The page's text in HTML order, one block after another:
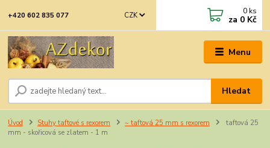
Menu
CZK
Hledat
+420 602 835 077 0 ks
za 0 Kč
Úvod Stuhy taftové s rexorem ~ taftová 25 mm s rexorem
taftová 25
mm - skořicová se zlatem - 1 m